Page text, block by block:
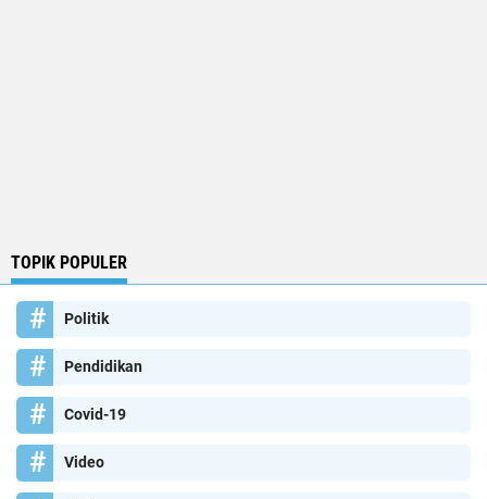
TOPIK POPULER
Politik
Pendidikan
Covid-19
Video